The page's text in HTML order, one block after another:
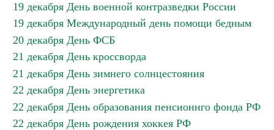
19 декабря День военной контразведки России
19 декабря Международный день помощи бедным
20 декабря День ФСБ
21 декабря День кроссворда
21 декабря День зимнего солнцестояния
22 декабря День энергетика
22 декабря День образования пенсионнго фонда РФ
22 декабря День рождения хоккея РФ